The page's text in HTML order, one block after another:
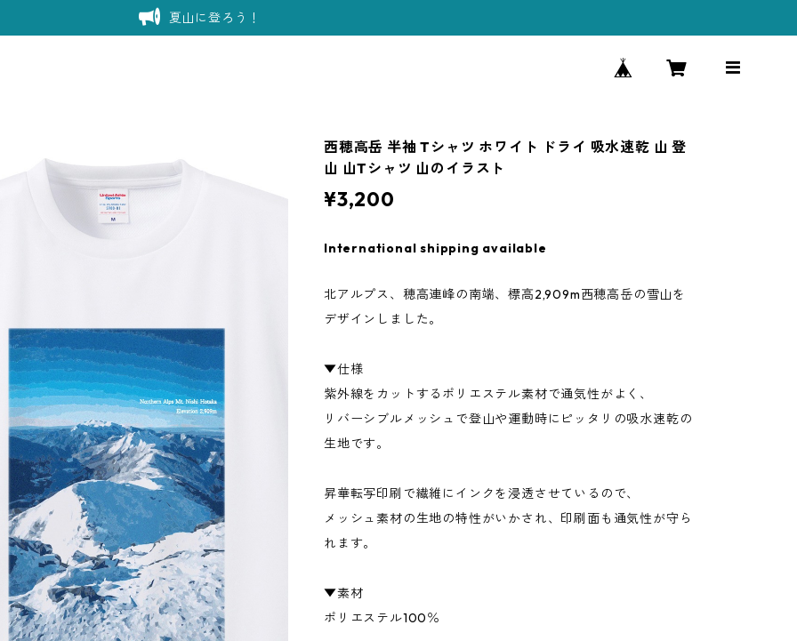
夏山に登ろう！
西穂高岳 半袖 Tシャツ ホワイト ドライ 吸水速乾 山 登
山 山Tシャツ 山のイラスト
¥3,200
International shipping available
北アルプス、穂高連峰の南端、標高2,909m西穂高岳の雪山を
デザインしました。
▼仕様
紫外線をカットするポリエステル素材で通気性がよく、
リバーシブルメッシュで登山や運動時にピッタリの吸水速乾の
生地です。
昇華転写印刷で繊維にインクを浸透させているので、
メッシュ素材の生地の特性がいかされ、印刷面も通気性が守ら
れます。
▼素材
ポリエステル100％